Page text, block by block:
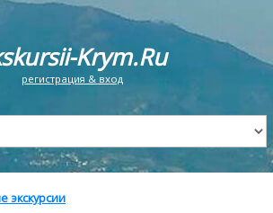
Krym.Ru
регистрация & вход
экскурсии